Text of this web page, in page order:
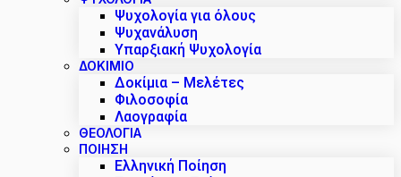
Ψυχολογία για όλους
Ψυχανάλυση
Υπαρξιακή Ψυχολογία
ΔΟΚΊΜΙΟ
Δοκίμια – Μελέτες
Φιλοσοφία
Λαογραφία
ΘΕΟΛΟΓΙΑ
ΠΟΙΗΣΗ
Ελληνική Ποίηση